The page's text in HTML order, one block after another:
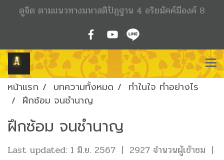
ดูจิต ตามแนวทางมหาสติปัฏฐาน 4 อริยมัคค์มีองค์ 8
หน้าแรก บทความทั้งหมด
ทำในใจ ทำอย่างไร
ฝึกซ้อม จนชำนาญ
ฝึกซ้อม จนชำนาญ
Last updated: 1 มิ.ย. 2567 | 2927 จำนวนผู้เข้าชม |